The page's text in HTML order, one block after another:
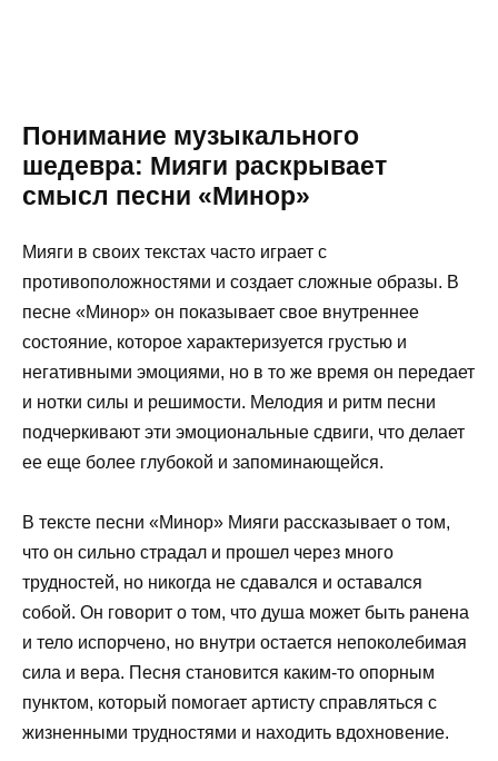
Понимание музыкального
шедевра: Мияги раскрывает
смысл песни «Минор»
Мияги в своих текстах часто играет с
противоположностями и создает сложные образы. В
песне «Минор» он показывает свое внутреннее
состояние, которое характеризуется грустью и
негативными эмоциями, но в то же время он передает
и нотки силы и решимости. Мелодия и ритм песни
подчеркивают эти эмоциональные сдвиги, что делает
ее еще более глубокой и запоминающейся.
В тексте песни «Минор» Мияги рассказывает о том,
что он сильно страдал и прошел через много
трудностей, но никогда не сдавался и оставался
собой. Он говорит о том, что душа может быть ранена
и тело испорчено, но внутри остается непоколебимая
сила и вера. Песня становится каким-то опорным
пунктом, который помогает артисту справляться с
жизненными трудностями и находить вдохновение.